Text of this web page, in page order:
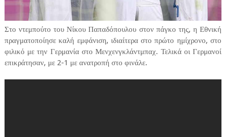
Στο ντεμπούτο του Νίκου Παπαδόπουλου στον πάγκο της, η Εθνική
πραγματοποίησε καλή εμφάνιση, ιδιαίτερα στο πρώτο ημίχρονο, στο
φιλικό με την Γερμανία στο Μενχενγκλάντμπαχ. Τελικά οι Γερμανοί
επικράτησαν, με 2-1 με ανατροπή στο φινάλε.